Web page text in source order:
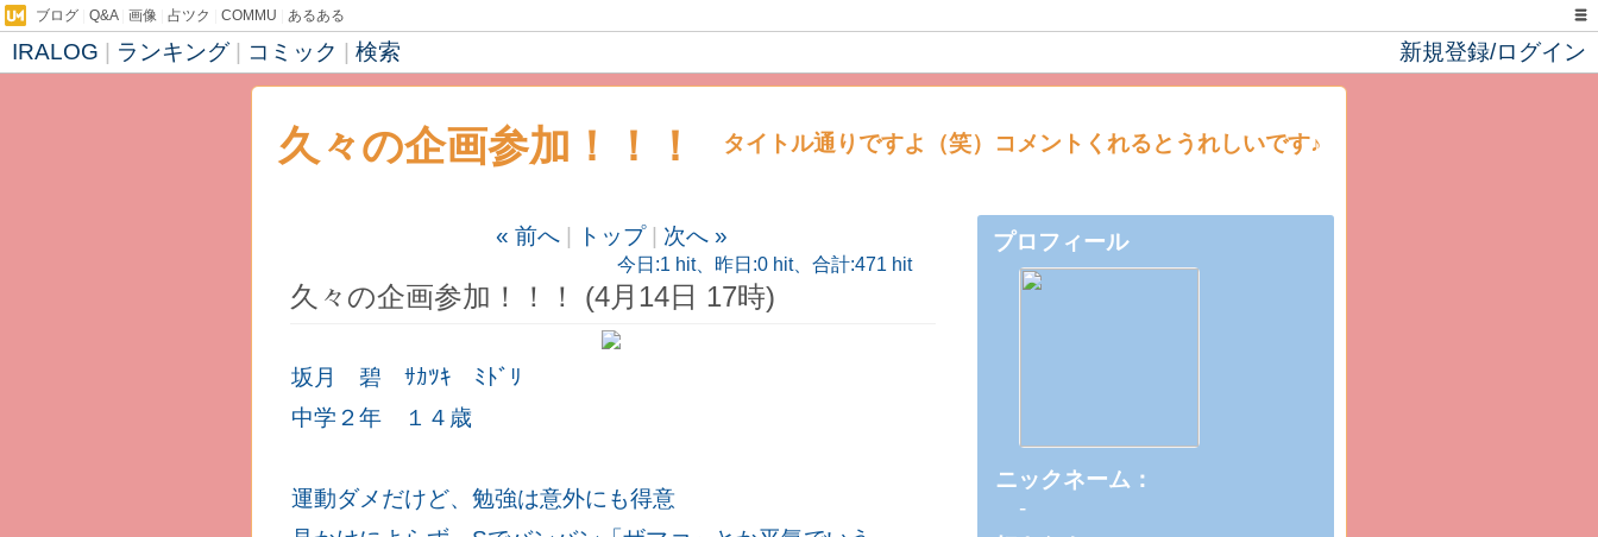
ブログ Q&A| 画像 占ツク COMMU あるある
IRALOG ランキング コミック 検索 新規登録/ログイン
久々の企画参加！！！
- ☆松風守♪の部屋～(*
´ω｀)
タイトル通りですよ（笑）コメントくれるとうれしいです♪
« 前へ トップ 次へ »
今日:1 hit、昨日:0 hit、合計:471 hit
久々の企画参加！！！ (4月14日 17時)
坂月 碧 ｻｶﾂｷ ﾐﾄﾞﾘ
中学２年 １４歳
運動ダメだけど、勉強は意外にも得意
プロフィール
ニックネーム：
-